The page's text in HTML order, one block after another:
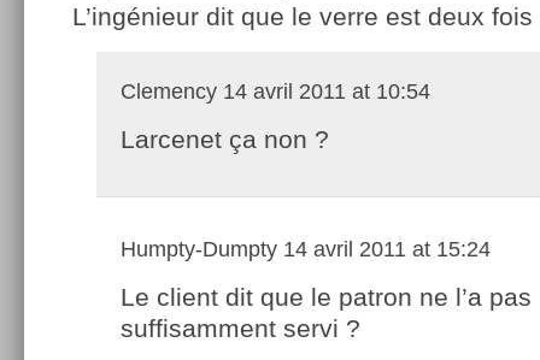
L’ingénieur dit que le verre est deux
Clemency 14 avril 2011 at 10:54
Larcenet ça non ?
Humpty-Dumpty 14 avril 2011 at 15:24
Le client dit que le patron ne l’a pas
suffisamment servi ?